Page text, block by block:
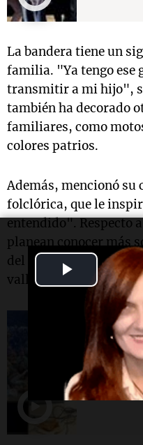
Play
Video
La bandera tiene un
familia. "Ya tengo ese
transmitir a mi hijo",
también ha decorado
familiares, como
colores patrios.
Además, mencionó su
folclórica, que le
entendido". Respecto
planean conocer más
del auto cerca del
vallado.
Viva la
Baile,
con La
el